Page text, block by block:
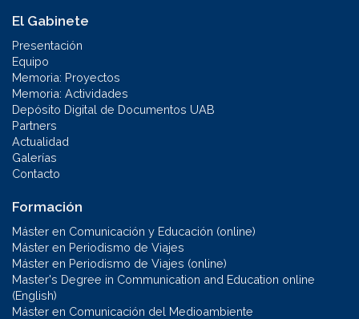
El Gabinete
Presentación
Equipo
Memoria: Proyectos
Memoria: Actividades
Depósito Digital de Documentos UAB
Partners
Actualidad
Galerías
Contacto
Formación
Máster en Comunicación y Educación (online)
Máster en Periodismo de Viajes
Máster en Periodismo de Viajes (online)
Master's Degree in Communication and Education online
(English)
Máster en Comunicación del Medioambiente